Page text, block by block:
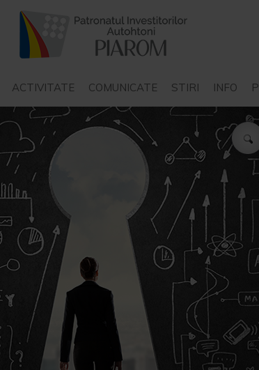
ACTIVITATE COMUNICATE
COMUNICATE PIAROM
COMUNICATE ALE ALTOR
ORGANIZATII
COMUNICATE ALE
INSTITUTIILOR DE STAT
STIRI
STIRI
STIRI
INFO